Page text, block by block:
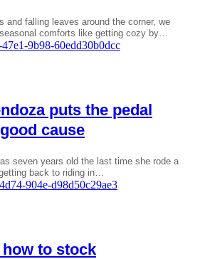
and falling leaves around the corner, we
comforts like getting cozy by…
puts the pedal
cause
seven years old the last time she rode a
back to riding in…
to stock